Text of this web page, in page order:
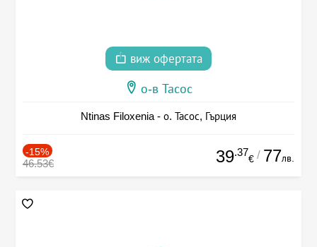
виж офертата
о-в Тасос
Ntinas Filoxenia - о. Тасос, Гърция
-15%
46.53€ 39.37
€ / 77лв.